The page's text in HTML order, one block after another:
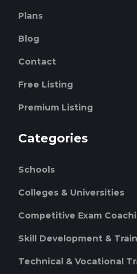
Plans
Blog
Contact
Free Listing
Premium Listing
Categories
Schools
Colleges & Universities
Competitive Exam
Skill Development &
Technical & Vocational